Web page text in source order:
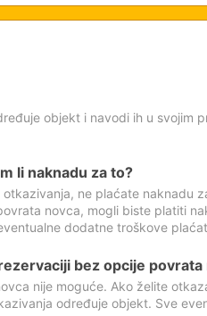
objekt i navodi ih u svojim
li naknadu za to?
ne plaćate naknadu
novca, mogli biste platiti
dodatne troškove
bez opcije povrata
nije moguće. Ako želite
određuje objekt. Sve